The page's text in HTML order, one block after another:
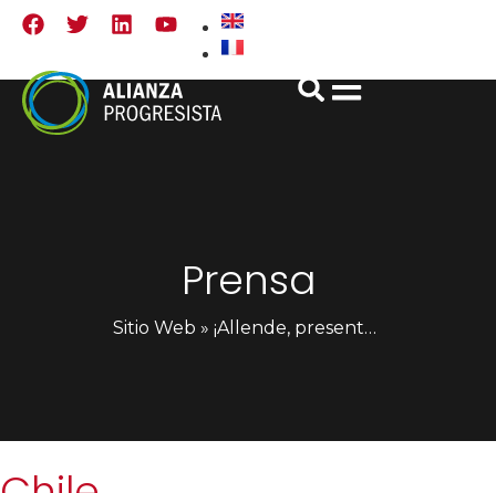
Prensa
Sitio Web » ¡Allende, presente! ¡Unidad Popular, ahora y siempre!